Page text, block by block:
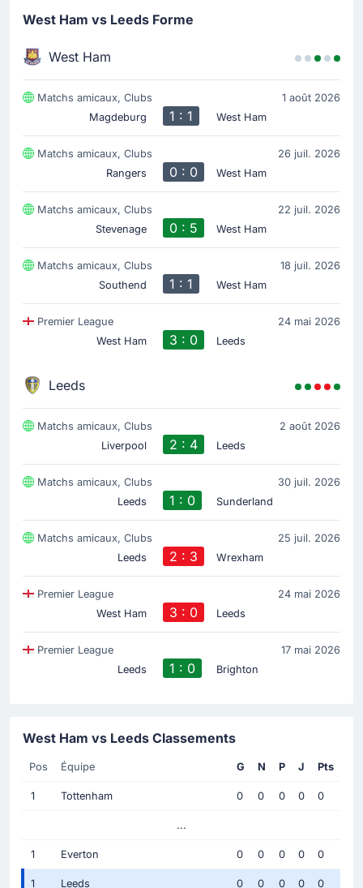
West Ham vs Leeds Forme
West Ham
Matchs amicaux, Clubs
1 août 2026
Magdeburg
1 : 1 West Ham
Matchs amicaux, Clubs
26 juil. 2026
Rangers
0 : 0 West Ham
Matchs amicaux, Clubs
22 juil. 2026
Stevenage
0 : 5 West Ham
Matchs amicaux, Clubs
18 juil. 2026
Southend
1 : 1 West Ham
Premier League
24 mai 2026
West Ham
3 : 0 Leeds
Leeds
Matchs amicaux, Clubs
2 août 2026
Liverpool
2 : 4 Leeds
Matchs amicaux, Clubs
30 juil. 2026
Leeds
1 : 0 Sunderland
Matchs amicaux, Clubs
25 juil. 2026
Leeds
2 : 3 Wrexham
Premier League
24 mai 2026
West Ham
3 : 0 Leeds
Premier League
17 mai 2026
Leeds
1 : 0 Brighton
West Ham vs Leeds Classements
Pos Équipe G N P J Pts
1 Tottenham 0 0 0 0 0
...
1 Everton 0 0 0 0 0
1 Leeds 0 0 0 0 0